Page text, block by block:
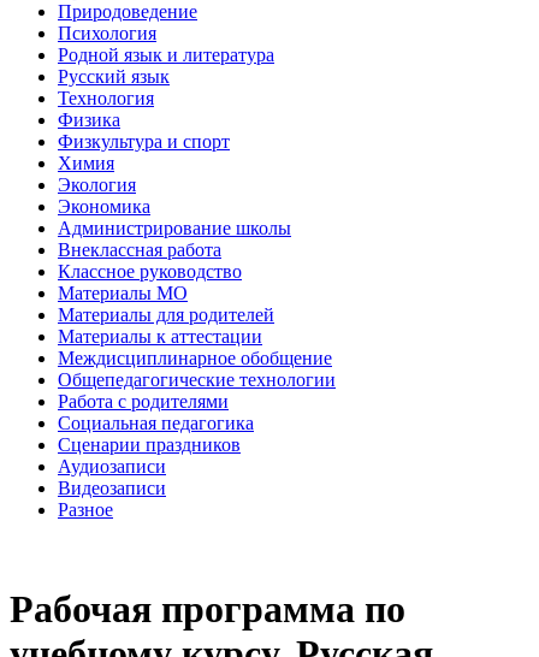
Природоведение
Психология
Родной язык и литература
Русский язык
Технология
Физика
Физкультура и спорт
Химия
Экология
Экономика
Администрирование школы
Внеклассная работа
Классное руководство
Материалы МО
Материалы для родителей
Материалы к аттестации
Междисциплинарное обобщение
Общепедагогические технологии
Работа с родителями
Социальная педагогика
Сценарии праздников
Аудиозаписи
Видеозаписи
Разное
Рабочая программа по